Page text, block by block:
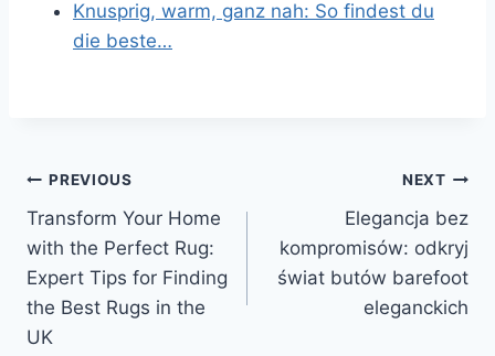
Knusprig, warm, ganz nah: So findest du
die beste…
Post
navigation
PREVIOUS
Transform Your Home
with the Perfect Rug:
Expert Tips for Finding
the Best Rugs in the
UK
NEXT
Elegancja bez
kompromisów: odkryj
świat butów barefoot
eleganckich